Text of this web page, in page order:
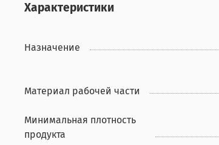
Характеристики
Назначение
Материал рабочей части
Минимальная плотность
продукта